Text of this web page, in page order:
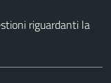
riguardanti la